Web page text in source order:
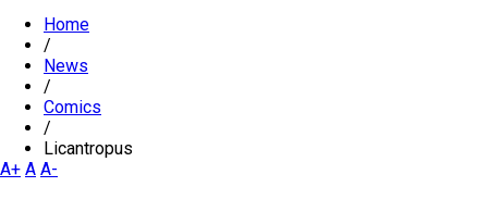
Home
/
News
/
Comics
/
Licantropus
A+ A A-